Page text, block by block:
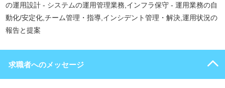
の運用設計 - システムの運用管理業務,インフラ保守 - 運用業務の自
動化/安定化,チーム管理・指導,インシデント管理・解決,運用状況の
報告と提案
求職者へのメッセージ